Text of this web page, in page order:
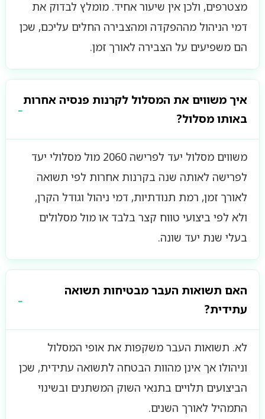
מצטרפים, ולכן אין שיעור אחיד. מומלץ לבדוק את
דמי הניהול מההפקדה ומהצבירה החלים עליכם, שכן
הם משפיעים על הצבירה לאורך זמן.
איך משווים את המסלול לקרנות פנסיה אחרות
באותו מסלול?
משווים מסלול יעד לפרישה 2060 מול מסלולי יעד
לפרישה לאותה שנה בקרנות אחרות לפי תשואה
לאורך זמן, רמת תנודתיות, דמי ניהול וגודל הקרן,
ולא לפי ביצועי טווח קצר בלבד או מול מסלולים
בעלי שנת יעד שונה.
האם תשואות העבר מבטיחות תשואה
עתידית?
לא. תשואות העבר משקפות את אופי המסלול
וניהולו אך אינן מהוות הבטחה לתשואה עתידית, שכן
הביצועים תלויים בתנאי השוק המשתנים ובשינוי
התמהיל לאורך השנים.